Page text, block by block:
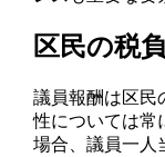
区民の税
議員報酬は区民
性については常
場合、議員一人